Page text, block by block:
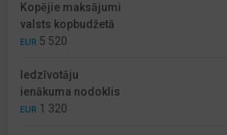
Kopējie maksājumi
valsts kopbudžetā
EUR 5 520
Iedzīvotāju
ienākuma nodoklis
EUR 1 320